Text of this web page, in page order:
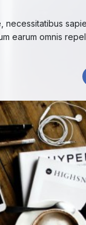
necessitatibus
earum omnis